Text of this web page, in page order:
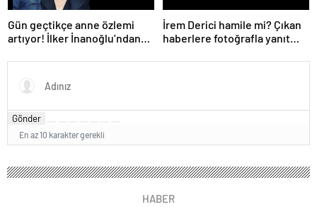
Gün geçtikçe anne özlemi
artıyor! İlker İnanoğlu’ndan
İrem Derici hamile mi? Çıkan
haberlere fotoğrafla yanıt
Gönder
En az 10 karakter gerekli
HABER